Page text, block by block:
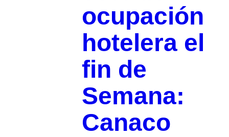
ocupación
hotelera el
fin de
Semana:
Canaco